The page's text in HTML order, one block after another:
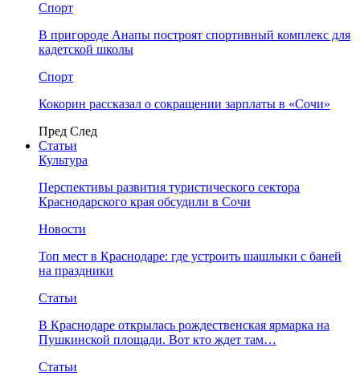
Спорт
В пригороде Анапы построят спортивный комплекс для
кадетской школы
Спорт
Кокорин рассказал о сокращении зарплаты в «Сочи»
Пред След
Статьи
Культура
Перспективы развития туристического сектора
Краснодарского края обсудили в Сочи
Новости
Топ мест в Краснодаре: где устроить шашлыки с баней
на праздники
Статьи
В Краснодаре открылась рождественская ярмарка на
Пушкинской площади. Вот кто ждет там…
Статьи